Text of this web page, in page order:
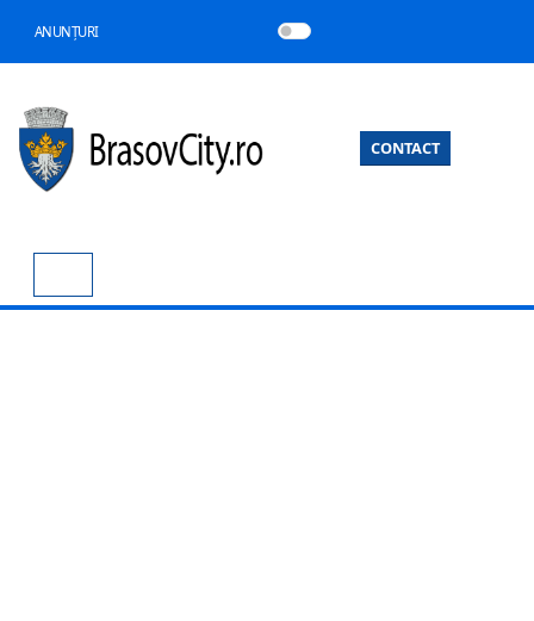
ANUNȚURI
CONTACT